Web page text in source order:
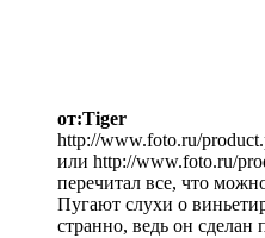
от:Tiger
http://www.foto.ru/
или http://www.foto.ru/
перечитал все, что
Пугают слухи о
странно, ведь он сделан